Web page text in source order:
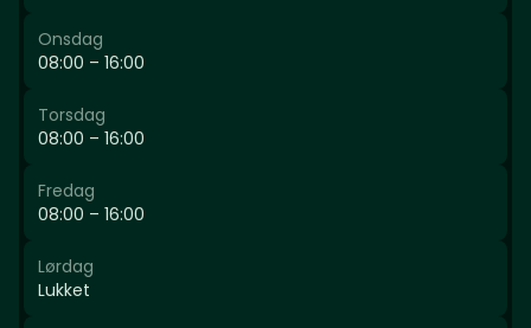
Onsdag
08:00 – 16:00
Torsdag
08:00 – 16:00
Fredag
08:00 – 16:00
Lørdag
Lukket